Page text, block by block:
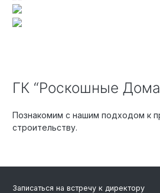
ГК “Роскошные
Познакомим с нашим подходом к
строительству.
Записаться на встречу к директору